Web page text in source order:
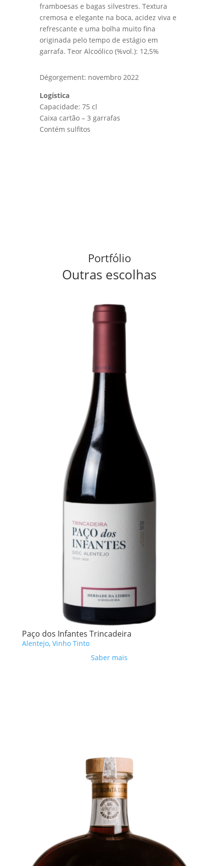
framboesas e bagas silvestres. Textura
cremosa e elegante na boca, acidez viva e
refrescante e uma bolha muito fina
originada pelo tempo de estágio em
garrafa. Teor Alcoólico (%vol.): 12,5%
Dégorgement: novembro 2022
Logística
Capacidade: 75 cl
Caixa cartão – 3 garrafas
Contém sulfitos
Portfólio
Outras escolhas
Paço dos Infantes Trincadeira
Alentejo, Vinho Tinto
Saber mais